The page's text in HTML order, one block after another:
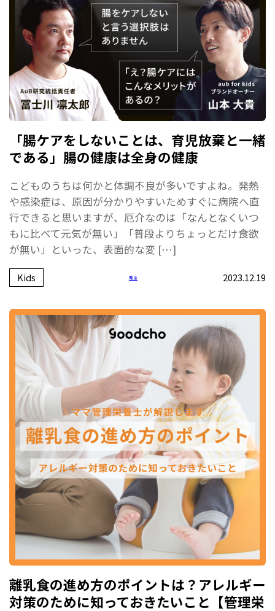
「腸ケアをしないことは、育児放棄と一緒
である」腸の健康は全身の健康
こどものうちは何かと体調不良が多いですよね。発熱
や感染症は、原因が分かりやすいためすぐに病院へ直
行できると思いますが、厄介なのは「なんとなくいつ
もに比べて元気が無い」「普段よりちょっとだけ食欲
が無い」といった、表面的な変 […]
Kids 知る 2023.12.19
離乳食の進め方のポイントは？アレルギー
対策のために知っておきたいこと【管理栄